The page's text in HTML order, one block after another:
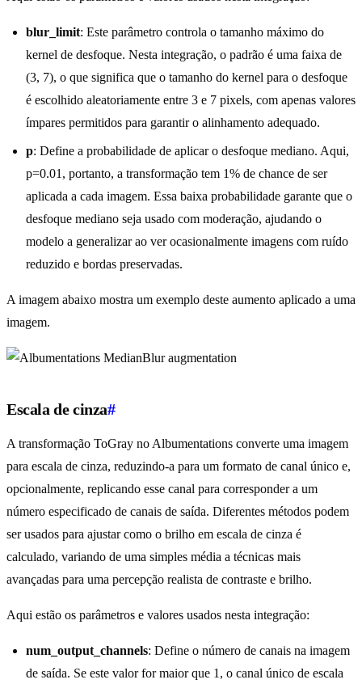
blur_limit: Este parâmetro controla o tamanho máximo do
kernel de desfoque. Nesta integração, o padrão é uma faixa de
(3, 7), o que significa que o tamanho do kernel para o desfoque
é escolhido aleatoriamente entre 3 e 7 pixels, com apenas valores
ímpares permitidos para garantir o alinhamento adequado.
p: Define a probabilidade de aplicar o desfoque mediano. Aqui,
p=0.01, portanto, a transformação tem 1% de chance de ser
aplicada a cada imagem. Essa baixa probabilidade garante que o
desfoque mediano seja usado com moderação, ajudando o
modelo a generalizar ao ver ocasionalmente imagens com ruído
reduzido e bordas preservadas.
A imagem abaixo mostra um exemplo deste aumento aplicado a uma
imagem.
Escala de cinza#
A transformação ToGray no Albumentations converte uma imagem
para escala de cinza, reduzindo-a para um formato de canal único e,
opcionalmente, replicando esse canal para corresponder a um
número especificado de canais de saída. Diferentes métodos podem
ser usados para ajustar como o brilho em escala de cinza é
calculado, variando de uma simples média a técnicas mais
avançadas para uma percepção realista de contraste e brilho.
Aqui estão os parâmetros e valores usados nesta integração:
num_output_channels: Define o número de canais na imagem
de saída. Se este valor for maior que 1, o canal único de escala